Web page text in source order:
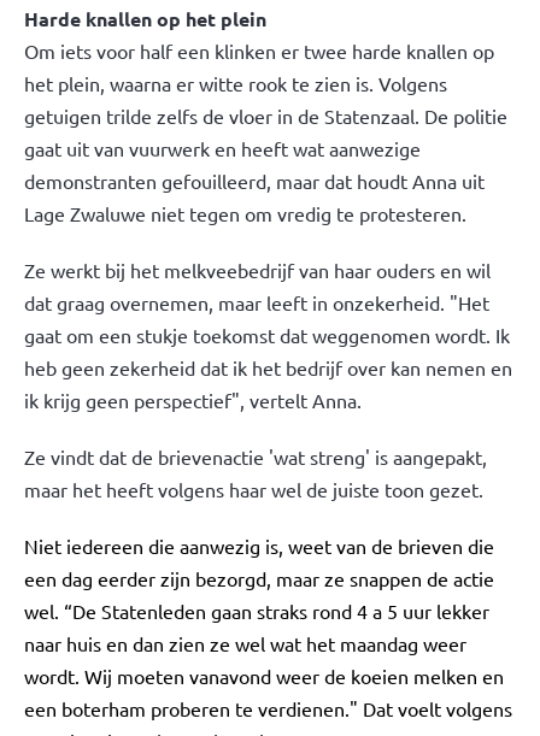
Harde knallen op het plein
Om iets voor half een klinken er twee harde knallen op
het plein, waarna er witte rook te zien is. Volgens
getuigen trilde zelfs de vloer in de Statenzaal. De politie
gaat uit van vuurwerk en heeft wat aanwezige
demonstranten gefouilleerd, maar dat houdt Anna uit
Lage Zwaluwe niet tegen om vredig te protesteren.
Ze werkt bij het melkveebedrijf van haar ouders en wil
dat graag overnemen, maar leeft in onzekerheid. "Het
gaat om een stukje toekomst dat weggenomen wordt. Ik
heb geen zekerheid dat ik het bedrijf over kan nemen en
ik krijg geen perspectief", vertelt Anna.
Ze vindt dat de brievenactie 'wat streng' is aangepakt,
maar het heeft volgens haar wel de juiste toon gezet.
Niet iedereen die aanwezig is, weet van de brieven die
een dag eerder zijn bezorgd, maar ze snappen de actie
wel. “De Statenleden gaan straks rond 4 a 5 uur lekker
naar huis en dan zien ze wel wat het maandag weer
wordt. Wij moeten vanavond weer de koeien melken en
een boterham proberen te verdienen." Dat voelt volgens